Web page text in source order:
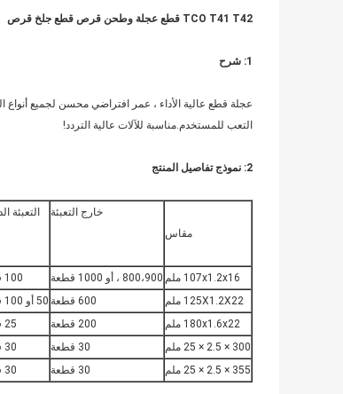
TCO T41 T42 قطع عجلة وطحن قرص قطع جلخ قرص
1: شرح
عجلة قطع عالية الأداء ، عمر افتراضي محسن لجميع
التعب للمستخدم.مناسبة للآلات عالية التردد!
2: نموذج تفاصيل المنتج
مقاس
خارج التعبئة التعبئة
107x1.2x16 ملم 800،900 ، أو 1000 قطعة 100 قطعة
125X1.2X22 ملم
600 قطعة 50 أو 100 قطعة
180x1.6x22 ملم
200 قطعة 25 قطعة
300 × 2.5 × 25 ملم
30 قطعة 30 قطعة
355 × 2.5 × 25 ملم
30 قطعة 30 قطعة